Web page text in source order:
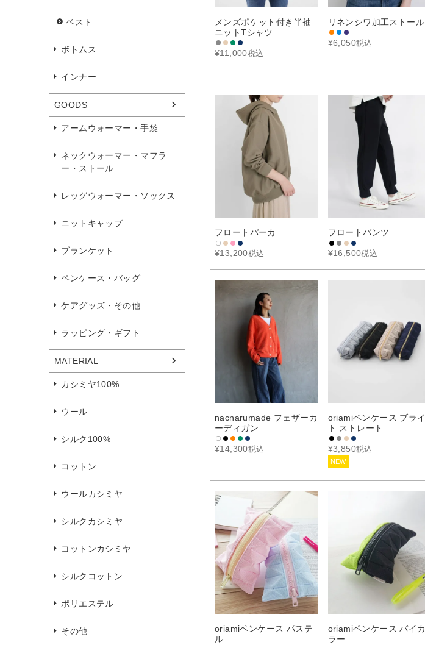
ベスト
ボトムス
インナー
GOODS
アームウォーマー・手袋
ネックウォーマー・マフラ
ー・ストール
レッグウォーマー・ソックス
ニットキャップ
ブランケット
ペンケース・バッグ
ケアグッズ・その他
ラッピング・ギフト
MATERIAL
カシミヤ100%
ウール
シルク100%
コットン
ウールカシミヤ
シルクカシミヤ
コットンカシミヤ
シルクコットン
ポリエステル
その他
メンズポケット付き半袖
ニットTシャツ
¥11,000税込
リネンシワ加工ストール
¥6,050税込
フロートパーカ
¥13,200税込
フロートパンツ
¥16,500税込
nacnarumade フェザーカ
ーディガン
¥14,300税込
oriamiペンケース ブライ
ト ストレート
¥3,850税込
NEW
oriamiペンケース パステ
ル
oriamiペンケース バイカ
ラー